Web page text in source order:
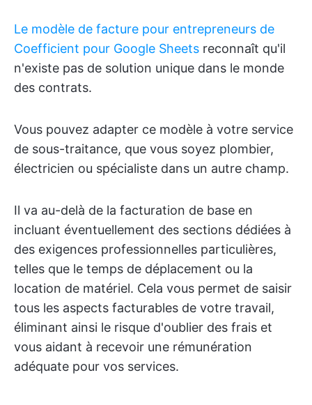
Le modèle de facture pour entrepreneurs de
Coefficient pour Google Sheets reconnaît qu'il
n'existe pas de solution unique dans le monde
des contrats.
Vous pouvez adapter ce modèle à votre service
de sous-traitance, que vous soyez plombier,
électricien ou spécialiste dans un autre champ.
Il va au-delà de la facturation de base en
incluant éventuellement des sections dédiées à
des exigences professionnelles particulières,
telles que le temps de déplacement ou la
location de matériel. Cela vous permet de saisir
tous les aspects facturables de votre travail,
éliminant ainsi le risque d'oublier des frais et
vous aidant à recevoir une rémunération
adéquate pour vos services.